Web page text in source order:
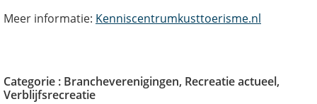
Meer informatie: Kenniscentrumkusttoerisme.nl
Categorie : Brancheverenigingen, Recreatie actueel,
Verblijfsrecreatie